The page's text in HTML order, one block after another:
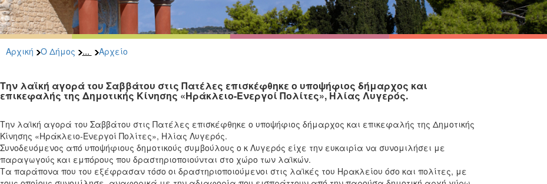
Αρχική Ο Δήμος ... Αρχείο
Την λαϊκή αγορά του Σαββάτου στις Πατέλες επισκέφθηκε ο υποψήφιος δήμαρχος και
επικεφαλής της Δημοτικής Κίνησης «Ηράκλειο-Ενεργοί Πολίτες», Ηλίας Λυγερός.
Την λαϊκή αγορά του Σαββάτου στις Πατέλες επισκέφθηκε ο υποψήφιος δήμαρχος και επικεφαλής της Δημοτικής
Κίνησης «Ηράκλειο-Ενεργοί Πολίτες», Ηλίας Λυγερός.
Συνοδευόμενος από υποψήφιους δημοτικούς συμβούλους ο κ Λυγερός είχε την ευκαιρία να συνομιλήσει με
παραγωγούς και εμπόρους που δραστηριοποιούνται στο χώρο των λαϊκών.
Τα παράπονα που του εξέφρασαν τόσο οι δραστηριοποιούμενοι στις λαϊκές του Ηρακλείου όσο και πολίτες, με